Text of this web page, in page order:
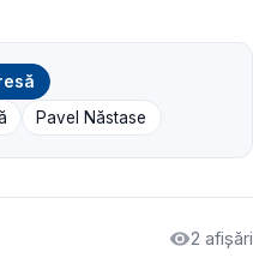
Pavel Năstase
2 afișări